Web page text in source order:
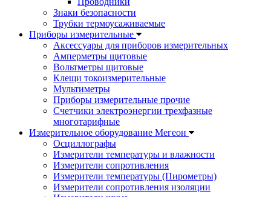
Знаки безопасности
Трубки термоусаживаемые
Приборы измерительные
Аксессуары для приборов измерительных
Амперметры щитовые
Вольтметры щитовые
Клещи токоизмерительные
Мультиметры
Приборы измерительные прочие
Счетчики электроэнергии трехфазные
многотарифные
Измерительное оборудование Мегеон
Осциллографы
Измерители температуры и влажности
Измерители сопротивления
Измерители температуры (Пирометры)
Измерители сопротивления изоляции